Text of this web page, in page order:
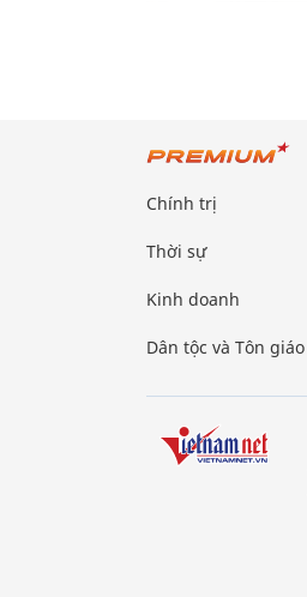
Chính trị
Thời sự
Kinh doanh
Dân tộc và Tôn giáo